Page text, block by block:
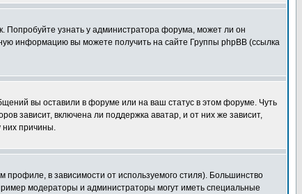
Попробуйте узнать у администратора форума, может ли он
информацию вы можете получить на сайте Группы phpBB (ссылка
вы оставили в форуме или на ваш статус в этом форуме. Чуть
зависит, включена ли поддержка аватар, и от них же зависит,
них причины.
в зависимости от используемого стиля). Большинство
модераторы и администраторы могут иметь специальные